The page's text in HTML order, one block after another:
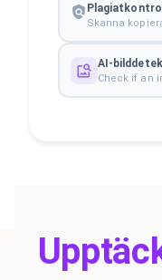
Plagiatkontroll
Skanna
AI-
Check if an